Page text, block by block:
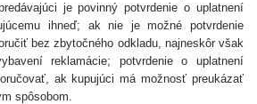
je povinný potvrdenie o uplatnení
ihneď; ak nie je možné potvrdenie
bez zbytočného odkladu, najneskôr však
reklamácie; potvrdenie o uplatnení
ak kupujúci má možnosť preukázať
spôsobom.